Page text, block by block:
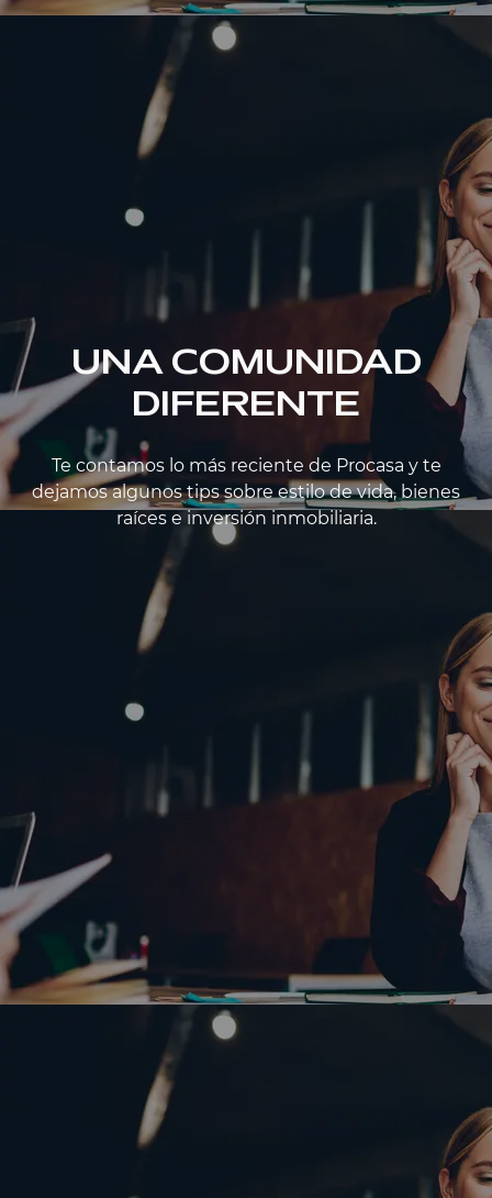
UNA COMUNIDAD
DIFERENTE
Te contamos lo más reciente de Procasa y te
dejamos algunos tips sobre estilo de vida, bienes
raíces e inversión inmobiliaria.